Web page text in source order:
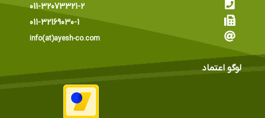
011-32073321-2
011-32169030-1
info(at)ayesh-co.com
لوگو اعتماد